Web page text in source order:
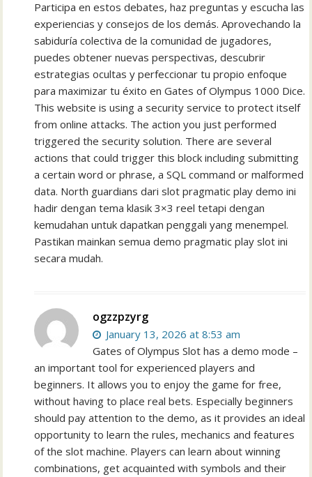
Participa en estos debates, haz preguntas y escucha las
experiencias y consejos de los demás. Aprovechando la
sabiduría colectiva de la comunidad de jugadores,
puedes obtener nuevas perspectivas, descubrir
estrategias ocultas y perfeccionar tu propio enfoque
para maximizar tu éxito en Gates of Olympus 1000 Dice.
This website is using a security service to protect itself
from online attacks. The action you just performed
triggered the security solution. There are several
actions that could trigger this block including submitting
a certain word or phrase, a SQL command or malformed
data. North guardians dari slot pragmatic play demo ini
hadir dengan tema klasik 3×3 reel tetapi dengan
kemudahan untuk dapatkan penggali yang menempel.
Pastikan mainkan semua demo pragmatic play slot ini
secara mudah.
ogzzpzyrg
January 13, 2026 at 8:53 am
Gates of Olympus Slot has a demo mode –
an important tool for experienced players and
beginners. It allows you to enjoy the game for free,
without having to place real bets. Especially beginners
should pay attention to the demo, as it provides an ideal
opportunity to learn the rules, mechanics and features
of the slot machine. Players can learn about winning
combinations, get acquainted with symbols and their